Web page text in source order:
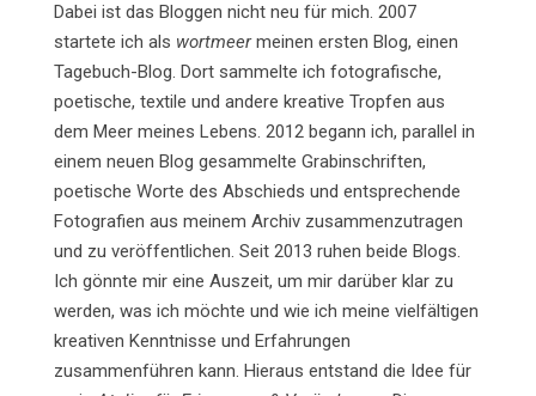
Dabei ist das Bloggen nicht neu für mich. 2007
startete ich als wortmeermeinen ersten Blog, einen
Tagebuch-Blog. Dort sammelte ich fotografische,
poetische, textile und andere kreative Tropfen aus
dem Meer meines Lebens. 2012 begann ich, parallel in
einem neuen Blog gesammelte Grabinschriften,
poetische Worte des Abschieds und entsprechende
Fotografien aus meinem Archiv zusammenzutragen
und zu veröffentlichen. Seit 2013 ruhen beide Blogs.
Ich gönnte mir eine Auszeit, um mir darüber klar zu
werden, was ich möchte und wie ich meine vielfältigen
kreativen Kenntnisse und Erfahrungen
zusammenführen kann. Hieraus entstand die Idee für